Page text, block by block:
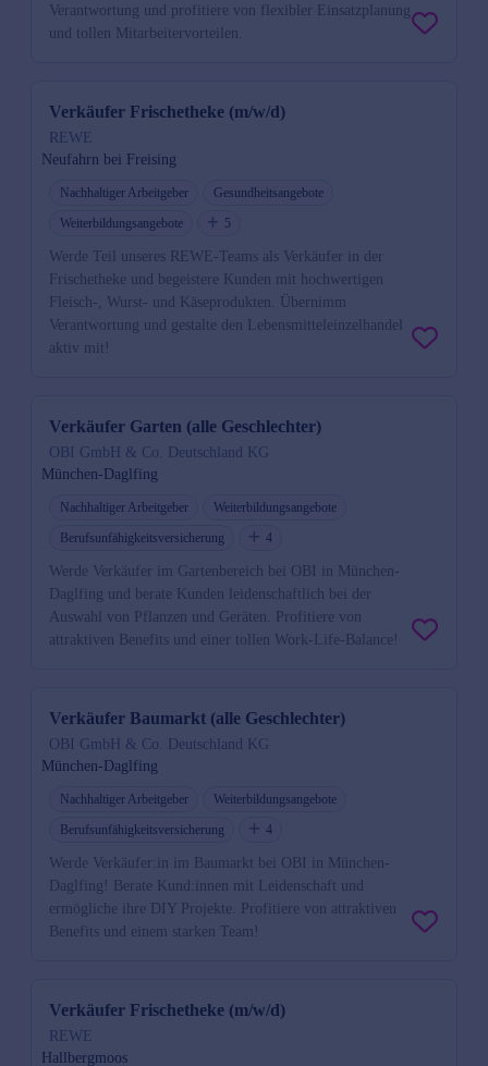
Verantwortung und profitiere von flexibler Einsatzplanung
und tollen Mitarbeitervorteilen.
Verkäufer Frischetheke (m/w/d)
REWE
Neufahrn bei Freising
Nachhaltiger Arbeitgeber
Gesundheitsangebote
Weiterbildungsangebote
5
Werde Teil unseres REWE-Teams als Verkäufer in der
Frischetheke und begeistere Kunden mit hochwertigen
Fleisch-, Wurst- und Käseprodukten. Übernimm
Verantwortung und gestalte den Lebensmitteleinzelhandel
aktiv mit!
Verkäufer Garten (alle Geschlechter)
OBI GmbH & Co. Deutschland KG
München-Daglfing
Nachhaltiger Arbeitgeber
Weiterbildungsangebote
Berufsunfähigkeitsversicherung
4
Werde Verkäufer im Gartenbereich bei OBI in München-
Daglfing und berate Kunden leidenschaftlich bei der
Auswahl von Pflanzen und Geräten. Profitiere von
attraktiven Benefits und einer tollen Work-Life-Balance!
Verkäufer Baumarkt (alle Geschlechter)
OBI GmbH & Co. Deutschland KG
München-Daglfing
Nachhaltiger Arbeitgeber
Weiterbildungsangebote
Berufsunfähigkeitsversicherung
4
Werde Verkäufer:in im Baumarkt bei OBI in München-
Daglfing! Berate Kund:innen mit Leidenschaft und
ermögliche ihre DIY Projekte. Profitiere von attraktiven
Benefits und einem starken Team!
Verkäufer Frischetheke (m/w/d)
REWE
Hallbergmoos